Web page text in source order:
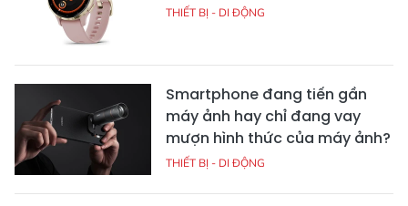
THIẾT BỊ - DI ĐỘNG
Smartphone đang tiến gần
máy ảnh hay chỉ đang vay
mượn hình thức của máy ảnh?
THIẾT BỊ - DI ĐỘNG